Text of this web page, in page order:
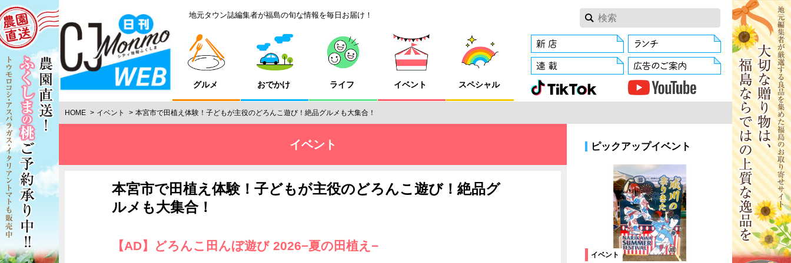
地元タウン誌編集者が福島の旬な情報を毎日お届け！
グルメ おでかけ ライフ イベント スペシャル
HOME イベント 本宮市で田植え体験！子どもが主役のどろんこ遊び！絶品グルメも大集合！
イベント
本宮市で田植え体験！子どもが主役のどろんこ遊び！絶品グ
ルメも大集合！
【AD】どろんこ田んぼ遊び 2026−夏の田植え−
ピックアップイベント
イベント